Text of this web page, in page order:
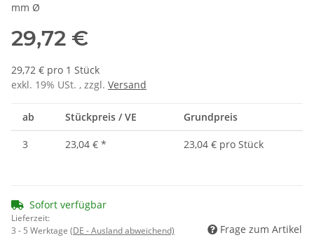
mm Ø
29,72 €
29,72 € pro 1 Stück
exkl. 19% USt. , zzgl. Versand
ab Stückpreis / VE Grundpreis
3 23,04 € * 23,04 € pro Stück
Sofort verfügbar
Lieferzeit:
3 - 5 Werktage (DE - Ausland abweichend) Frage zum Artikel